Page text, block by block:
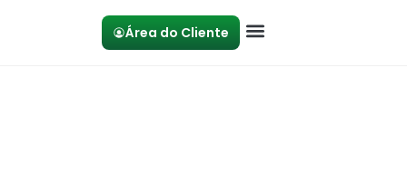
Área do Cliente